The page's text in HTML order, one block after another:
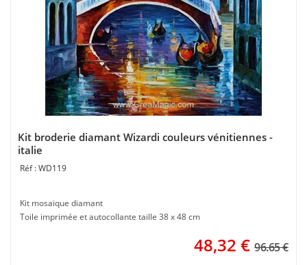
Kit broderie diamant Wizardi couleurs vénitiennes -
italie
WD119
Kit mosaïque diamant
Toile imprimée et autocollante taille 38 x 48 cm
48,32 € 96.65 €